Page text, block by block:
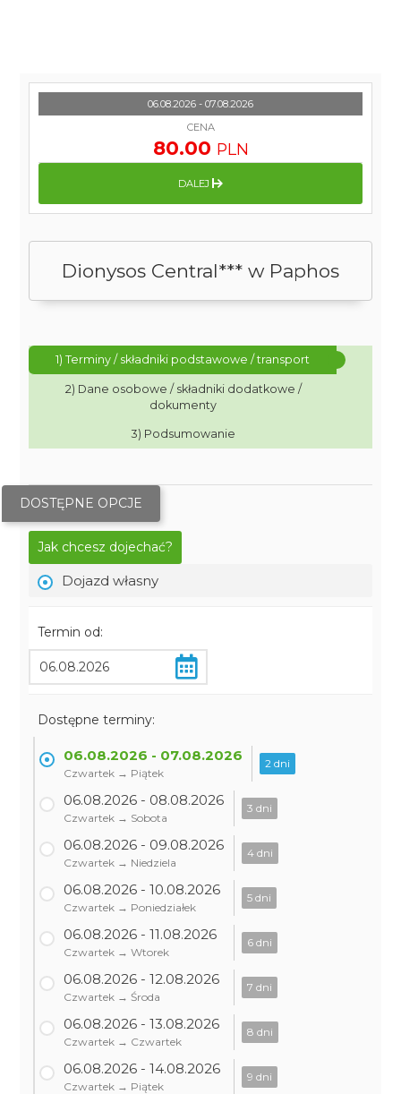
Dionysos Central*** w Paphos
1) Terminy / składniki podstawowe / transport
2) Dane osobowe / składniki dodatkowe /
dokumenty
3) Podsumowanie
DOSTĘPNE OPCJE
Jak chcesz dojechać?
Dojazd własny
Termin od:
Dostępne terminy:
06.08.2026 - 07.08.2026
Czwartek → Piątek
2 dni
06.08.2026 - 08.08.2026
Czwartek → Sobota
3 dni
06.08.2026 - 09.08.2026
Czwartek → Niedziela
4 dni
06.08.2026 - 10.08.2026
Czwartek → Poniedziałek
5 dni
06.08.2026 - 11.08.2026
Czwartek → Wtorek
6 dni
06.08.2026 - 12.08.2026
Czwartek → Środa
7 dni
06.08.2026 - 13.08.2026
Czwartek → Czwartek
8 dni
06.08.2026 - 14.08.2026
Czwartek → Piątek
9 dni
06.08.2026 - 07.08.2026
CENA
80.00 PLN
DALEJ